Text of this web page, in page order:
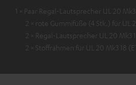
1 × Paar Regal-Lautsprecher UL 20
2 × rote Gummifüße (4 Stk.) für UL
2 × Regal-Lautsprecher UL 20 Mk3
2 × Stoffrahmen für UL 20 Mk3 18